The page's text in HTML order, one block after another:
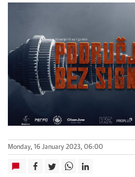
Monday, 16 January 2023, 06:00